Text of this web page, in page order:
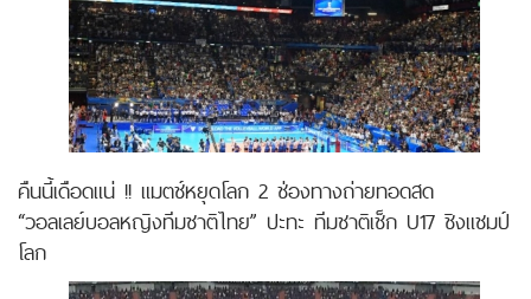
คืนนี้เดือดแน่ !! แมตช์หยุดโลก 2 ช่องทางถ่ายทอดสด
“วอลเลย์บอลหญิงทีมชาติไทย” ปะทะ ทีมชาติเช็ก U17 ชิงแชมป์
โลก